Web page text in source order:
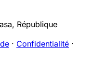
, République
· Confidentialité ·